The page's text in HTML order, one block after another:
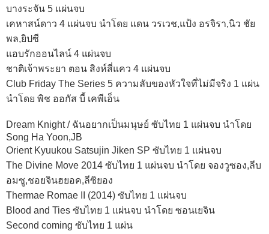
บางระจัน 5 แผ่นจบ
เคหาสน์ดาว 4 แผ่นจบ นำโดย แดน วรเวช,แป้ง อรจิรา,นิว ชัย
พล,ยิปซี
แอบรักออนไลน์ 4 แผ่นจบ
ชาติเจ้าพระยา ตอน สิงห์สี่แคว 4 แผ่นจบ
Club Friday The Series 5 ความลับของหัวใจที่ไม่มีจริง 1 แผ่น
นำโดย พิช ออกัส บี้ เคพีเอ็น
Dream Knight / ฉันอยากเป็นมนุษย์ ซับไทย 1 แผ่นจบ นำโดย
Song Ha Yoon,JB
Orient Kyuukou Satsujin Jiken SP ซับไทย 1 แผ่นจบ
The Divine Move 2014 ซับไทย 1 แผ่นจบ นำโดย จองวูซอง,ลีบ
อมซู,ชอยจินฮยอค,ลีซิยอง
Thermae Romae II (2014) ซับไทย 1 แผ่นจบ
Blood and Ties ซับไทย 1 แผ่นจบ นำโดย ซอนเยจิน
Second coming ซับไทย 1 แผ่น